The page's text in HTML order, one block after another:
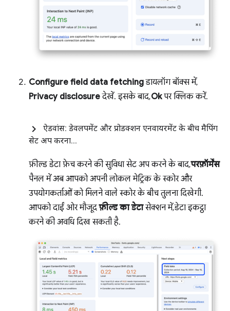
Configure field data fetchingडायलॉग बॉक्स में,
Privacy disclosureदेखें. इसके बाद,Okपर क्लिक करें.
ऐडवांस: डेवलपमेंट और प्रोडक्शन एनवायरमेंट के बीच मैपिंग
सेट अप करना...
फ़ील्ड डेटा फ़ेच करने की सुविधा सेट अप करने के बाद,परफ़ॉर्मेंस
पैनल में अब आपको अपनी लोकल मेट्रिक के स्कोर और
उपयोगकर्ताओं को मिलने वाले स्कोर के बीच तुलना दिखेगी.
आपको दाईं ओर मौजूदफ़ील्ड का डेटासेक्शन में, डेटा इकट्ठा
करने की अवधि दिख सकती है.